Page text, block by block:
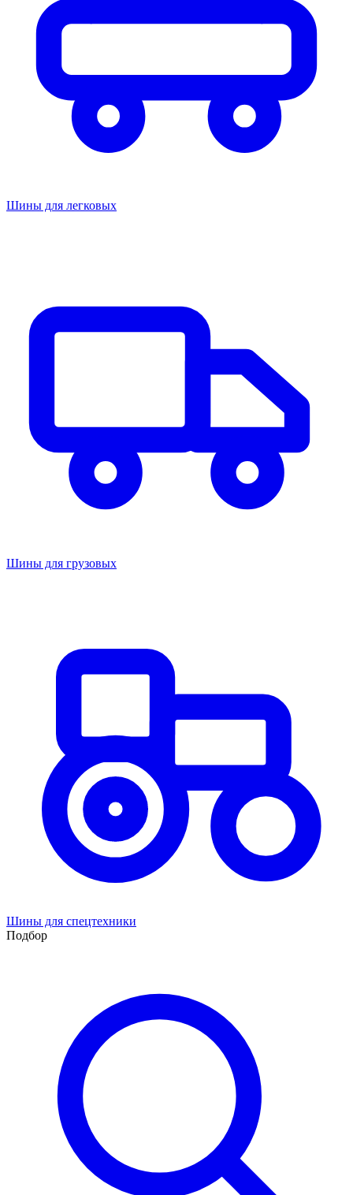
Шины для легковых
Шины для грузовых
Шины для спецтехники
Подбор